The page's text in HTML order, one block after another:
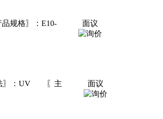
规格〗：E10-
面议
法〗：UV 〖主
面议